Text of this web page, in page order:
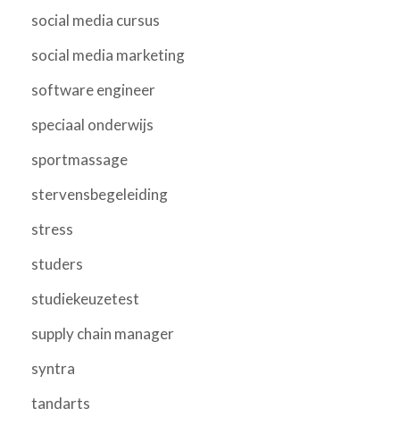
social media cursus
social media marketing
software engineer
speciaal onderwijs
sportmassage
stervensbegeleiding
stress
studers
studiekeuzetest
supply chain manager
syntra
tandarts